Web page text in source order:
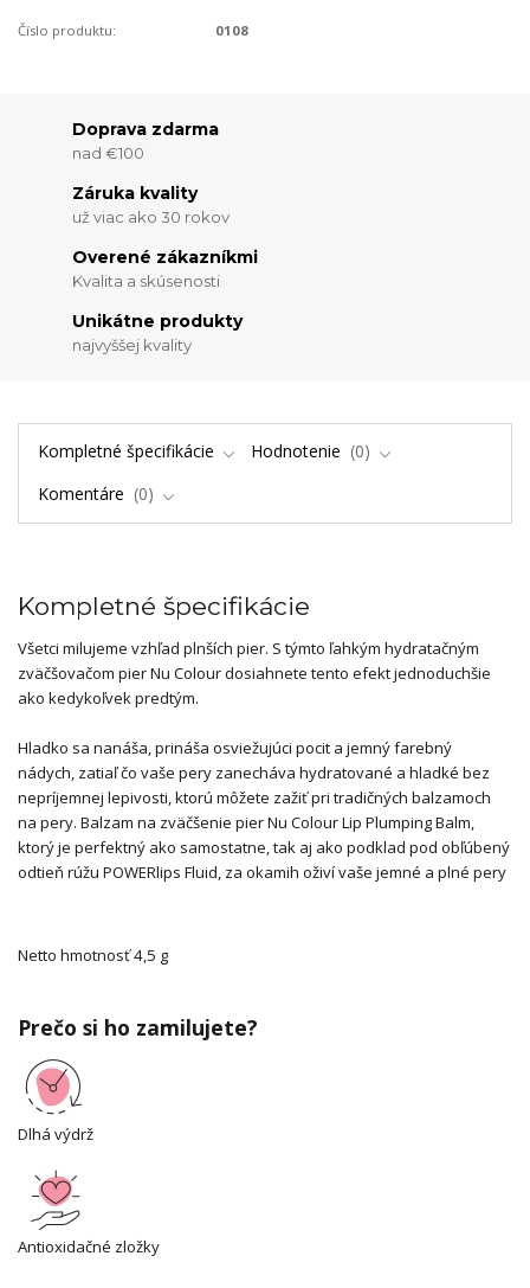
Číslo produktu: 0108
Doprava zdarma
nad €100
Záruka kvality
už viac ako 30 rokov
Overené zákazníkmi
Kvalita a skúsenosti
Unikátne produkty
najvyššej kvality
Kompletné špecifikácie Hodnotenie
0
Komentáre
0
Kompletné špecifikácie
Všetci milujeme vzhľad plnších pier. S týmto ľahkým hydratačným
zväčšovačom pier Nu Colour dosiahnete tento efekt jednoduchšie
ako kedykoľvek predtým.
Hladko sa nanáša, prináša osviežujúci pocit a jemný farebný
nádych, zatiaľ čo vaše pery zanecháva hydratované a hladké bez
nepríjemnej lepivosti, ktorú môžete zažiť pri tradičných balzamoch
na pery. Balzam na zväčšenie pier Nu Colour Lip Plumping Balm,
ktorý je perfektný ako samostatne, tak aj ako podklad pod obľúbený
odtieň rúžu POWERlips Fluid, za okamih oživí vaše jemné a plné pery
Netto hmotnosť4,5 g
Prečo si ho zamilujete?
Dlhá výdrž
Antioxidačné zložky